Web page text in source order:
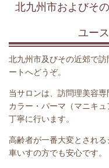
北九州市およびそ
ユー
北九州市及びその近郊で
ートへどうぞ。
当サロンは、訪問理美容
カラー・パーマ（マニキ
丁寧に行います。
高齢者が一番大変とされる
車いすの方でも安心です。